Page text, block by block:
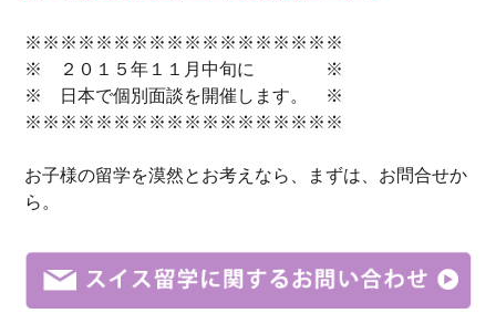
※※※※※※※※※※※※※※※※※※
※ ２０１５年１１月中旬に ※
※ 日本で個別面談を開催します。 ※
※※※※※※※※※※※※※※※※※※
お子様の留学を漠然と お考え なら、まずは、お問合せか
ら。